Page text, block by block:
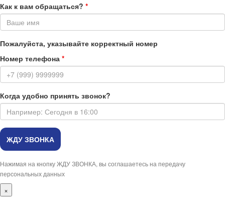
Как к вам обращаться? *
Пожалуйста, указывайте корректный номер
Номер телефона *
Когда удобно принять звонок?
Нажимая на кнопку ЖДУ ЗВОНКА, вы соглашаетесь на передачу
персональных данных
×